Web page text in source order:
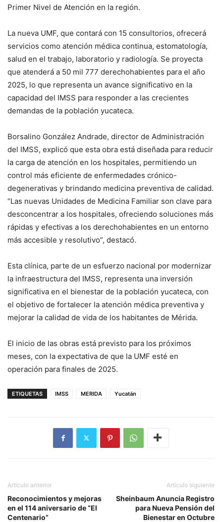
Primer Nivel de Atención en la región.
La nueva UMF, que contará con 15 consultorios, ofrecerá
servicios como atención médica continua, estomatología,
salud en el trabajo, laboratorio y radiología. Se proyecta
que atenderá a 50 mil 777 derechohabientes para el año
2025, lo que representa un avance significativo en la
capacidad del IMSS para responder a las crecientes
demandas de la población yucateca.
Borsalino González Andrade, director de Administración
del IMSS, explicó que esta obra está diseñada para reducir
la carga de atención en los hospitales, permitiendo un
control más eficiente de enfermedades crónico-
degenerativas y brindando medicina preventiva de calidad.
“Las nuevas Unidades de Medicina Familiar son clave para
desconcentrar a los hospitales, ofreciendo soluciones más
rápidas y efectivas a los derechohabientes en un entorno
más accesible y resolutivo”, destacó.
Esta clínica, parte de un esfuerzo nacional por modernizar
la infraestructura del IMSS, representa una inversión
significativa en el bienestar de la población yucateca, con
el objetivo de fortalecer la atención médica preventiva y
mejorar la calidad de vida de los habitantes de Mérida.
El inicio de las obras está previsto para los próximos
meses, con la expectativa de que la UMF esté en
operación para finales de 2025.
ETIQUETAS IMSS MERIDA Yucatán
Artículo anterior
Reconocimientos y mejoras
en el 114 aniversario de “El
Centenario”
Artículo siguiente
Sheinbaum Anuncia Registro
para Nueva Pensión del
Bienestar en Octubre